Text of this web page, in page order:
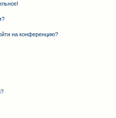
на конференцию?